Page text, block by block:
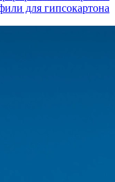
для гипсокартона